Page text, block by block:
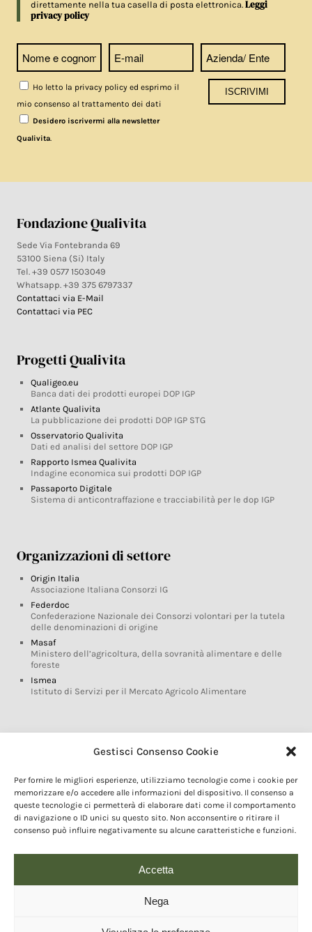
Gestisci Consenso Cookie
Per fornire le migliori esperienze, utilizziamo tecnologie come i cookie per
memorizzare e/o accedere alle informazioni del dispositivo. Il consenso a
queste tecnologie ci permetterà di elaborare dati come il comportamento
di navigazione o ID unici su questo sito. Non acconsentire o ritirare il
consenso può influire negativamente su alcune caratteristiche e funzioni.
Accetta
Nega
direttamente nella tua casella di posta elettronica.Leggi
privacy policy
Ho letto la privacy policy ed esprimo il
mio consenso al trattamento dei dati
Desidero iscrivermi alla newsletter
Qualivita
Fondazione Qualivita
Sede Via Fontebranda 69
53100 Siena (Si) Italy
Tel. +39 0577 1503049
Whatsapp. +39 375 6797337
Contattaci via E-Mail
Contattaci via PEC
Progetti Qualivita
Qualigeo.eu
Banca dati dei prodotti europei DOP IGP
Atlante Qualivita
La pubblicazione dei prodotti DOP IGP STG
Osservatorio Qualivita
Dati ed analisi del settore DOP IGP
Rapporto Ismea Qualivita
Indagine economica sui prodotti DOP IGP
Passaporto Digitale
Sistema di anticontraffazione e tracciabilità per le dop IGP
Organizzazioni di settore
Origin Italia
Associazione Italiana Consorzi IG
Federdoc
Confederazione Nazionale dei Consorzi volontari per la tutela
delle denominazioni di origine
Masaf
Ministero dell’agricoltura, della sovranità alimentare e delle
foreste
Ismea
Istituto di Servizi per il Mercato Agricolo Alimentare
Glossario DOP IGP
Marchi DOP IGP
Normativa prodotti DOP IGP
Consorzi di Tutela
Farm To Fork e prodotti DOP IGP